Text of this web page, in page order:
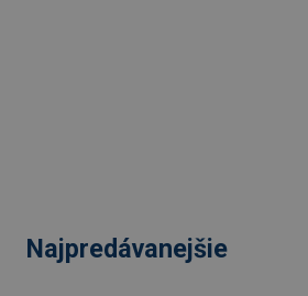
Najpredávanejšie